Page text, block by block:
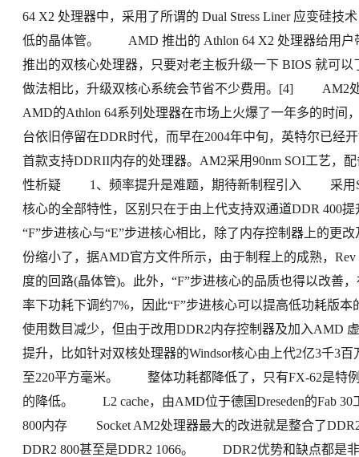
64 X2 处理器中，采用了所谓的 Dual Stress Liner 应变硅
低的晶体管。 AMD 推出的 Athlon 64 X2 处理器给用户
推出的双核心处理器，只要对老主板升级一下 BIOS 就可
做法相比，升级双核心系统会节省不少费用。[4] AM2
AMD的Athlon 64系列处理器在市场上火爆了一年多的时间
台依旧停留在DDR时代，而早在2004年中旬，英特尔已经
首款支持DDRII内存的处理器。AM2采用90nm SOI工艺
性析疑 1、频率提升是难题，期待新制程引入 采用
核心的全部特性，区别只在于由上代支持双通道DDR
“F”步进核心与“E”步进核心相比，除了内存控制器上的更
份缩小了，据AMD官方文件所示，由于制程上的成熟，
度的回路(晶体管)。此外，“F”步进核心的品质也得以改善
率下功耗下调约7%，因此“F”步进核心可以提高低功耗
使用数目减少，但由于改用DDR2内存控制器及加入AMD
提升，比如针对双核处理器的Windsor核心由上代2亿3千3
至220平方毫米。 整体功耗都降低了，只有FX-62是特
的降低。 L2 cache，由AMD位于德国Dreseden的Fab
800内存 Socket AM2处理器最大的改进就是整合了
DDR2 800甚至是DDR2 1066。 DDR2优势和缺点都是